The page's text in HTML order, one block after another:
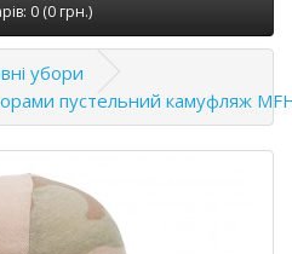
0 (0 грн.)
убори
пустельний камуфляж